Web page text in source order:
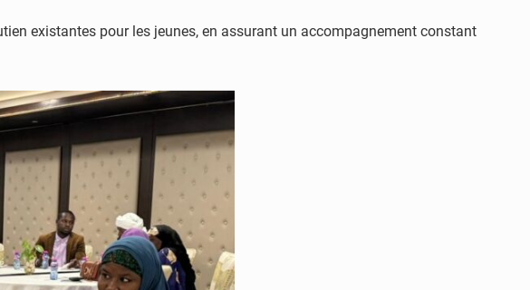
existantes pour les jeunes, en assurant un accompagnement constant